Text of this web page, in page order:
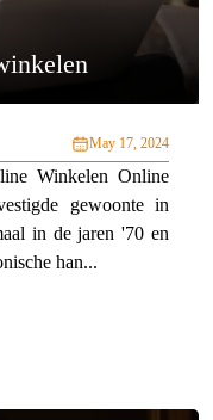
May 17, 2024
Winkelen Online
gewoonte in
in de jaren '70 en
han...